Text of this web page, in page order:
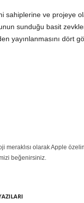
sahiplerine ve projeye
sunduğu basit
yayınlanmasını dört
meraklısı olarak Apple
beğenirsiniz.